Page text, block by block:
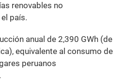
renovables no
país.
anual de 2,390 GWh (de
equivalente al consumo de
peruanos